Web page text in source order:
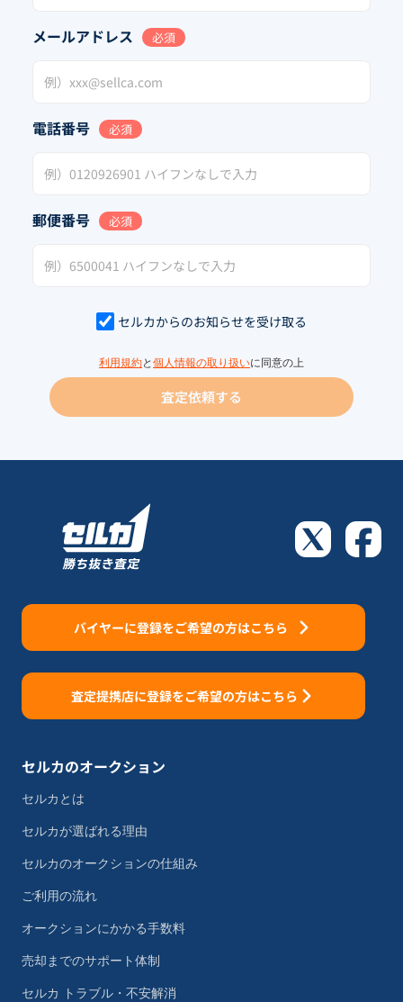
メールアドレス 必須
電話番号 必須
郵便番号 必須
セルカからのお知らせを受け取る
利用規約と 個人情報の取り扱いに同意の上
査定依頼する
バイヤーに登録をご希望の方はこちら
査定提携店に登録をご希望の方はこちら
セルカのオークション
セルカとは
セルカが選ばれる理由
セルカのオークションの仕組み
ご利用の流れ
オークションにかかる手数料
売却までのサポート体制
セルカ トラブル・不安解消